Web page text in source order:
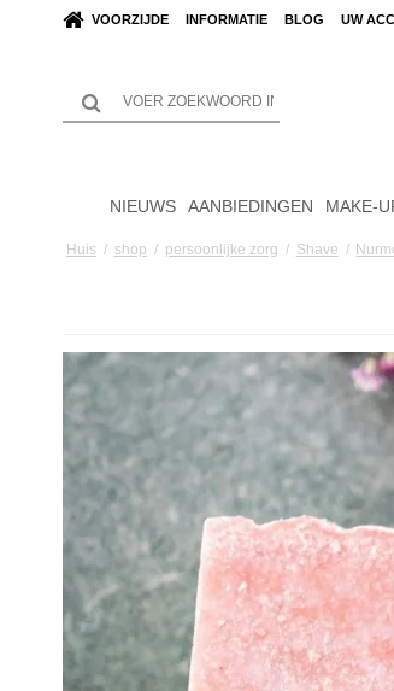
VOORZIJDE INFORMATIE BLOG UW
NIEUWS AANBIEDINGEN MAKE-
Huis / shop / persoonlijke zorg / Shave /